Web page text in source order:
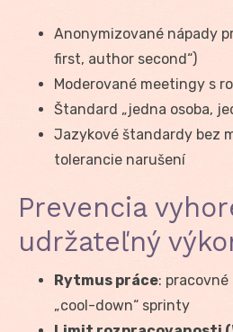
Anonymizované nápady
first, author second“)
Moderované meetingy s
Štandard „jedna osoba,
Jazykové štandardy bez
tolerancie narušení
Prevencia
udržateľný
Rytmus práce:
„cool-down“ sprinty